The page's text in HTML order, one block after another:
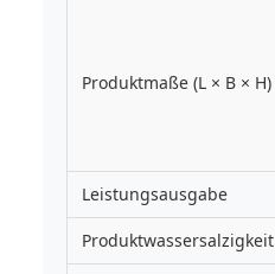
Produktmaße (L × B × H)
Leistungsausgabe
Produktwassersalzigkeit